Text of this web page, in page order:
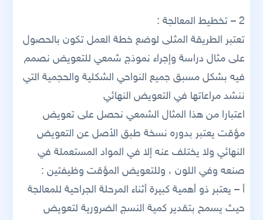
2 – تخطيط المعالجة :
تعتبر الطريقة المثلى لوضع خطة العمل تكون بالحصول
على مثال دراسة وإجراء نموذج شمعي للتعويض نصمم
فيه بشكل مسبق جميع النواحي الشكلية والحجمية التي
ننشد مراعاتها في التعويض النهائي
اعتبارا من هذا المثال الشمعي نحصل على تعويض
مؤقت يعتبر بدوره نسخة طبق الأصل عن التعويض
النهائي ولا يختلف عنه إلا في المواد المستعملة في
صنعه وفي اللون ، وللتعويض المؤقت وظيفتين :
أ – يعتبر ذو أهمية كبيرة أثناء المرحلة الجراحية للمعالجة
حيث يسمح بتقدير كمية النسج الضرورية لتعويض